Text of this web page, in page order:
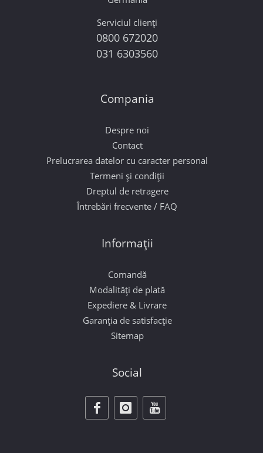
Serviciul clienți
0800 672020
031 6303560
Compania
Despre noi
Contact
Prelucrarea datelor cu caracter personal
Termeni și condiții
Dreptul de retragere
Întrebări frecvente / FAQ
Informații
Comandă
Modalități de plată
Expediere & Livrare
Garanția de satisfacție
Sitemap
Social